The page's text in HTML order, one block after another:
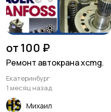
от 100 ₽
Ремонт автокрана xcmg.
Екатеринбург
1 месяц назад
Михаил